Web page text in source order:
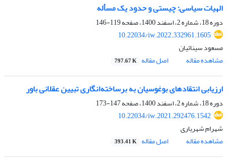
الهیات سیاسی: چیستی و حدود یک مسأله
دوره 18، شماره 2، اسفند 1400، صفحه
119-146
10.22034/iw.2022.332961.1605
مسعود سینائیان
مشاهده مقاله
اصل مقاله 797.67 K
ارزیابی انتقادهای بوغوسیان به برساخته‌انگاری تبیین عقلانی باور
دوره 18، شماره 2، اسفند 1400، صفحه
147-173
10.22034/iw.2021.292476.1542
شهرام شهریاری
مشاهده مقاله
اصل مقاله 393.41 K